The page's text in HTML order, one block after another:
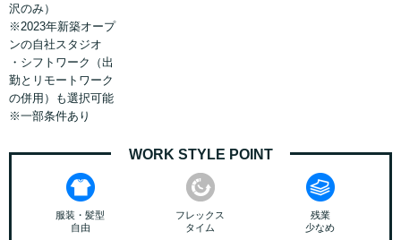
沢のみ）
※2023年新築オープ
ンの自社スタジオ
・シフトワーク（出
勤とリモートワーク
の併用）も選択可能
※一部条件あり
WORK STYLE POINT
服装・髪型
自由
フレックス
タイム
残業
少なめ